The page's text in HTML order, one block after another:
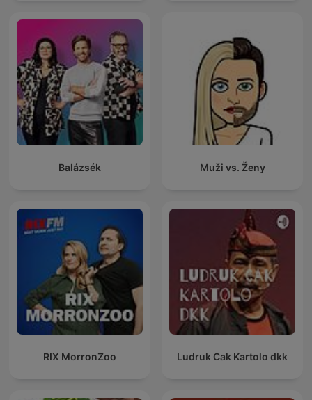
Balázsék Muži vs. Ženy
RIX MorronZoo Ludruk Cak Kartolo dkk